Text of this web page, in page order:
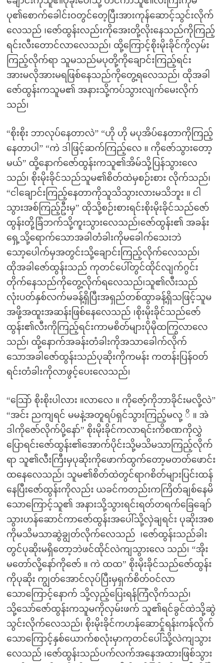
ပု၏စောက်ခေါင်းဝတွင်တေ့ပြီးအားကုန်ဆောင့်သွင်းလိုက်
လေသည် ၊ဇော်ထွန်းလည်းကိုအေးတို့လိုးနေသည်ကိုကြည့်
ရင်းလီးတောင်လာလေသည်၊ ထို့ကြောင့်စိုးမိုးခိုင်ကိုလှမ်း
ကြည့်လိုက်ရာ သူမသည်မပုတို့ကိုချောင်းကြည့်ရင်း
အားမလိုအားမရဖြစ်နေသည်ကိုတွေ့ရလေသည်၊ ထိုအခါ
ဇော်ထွန်းကသူမ၏ အနားသို့ကပ်သွားလျက်မေးလိုက်
သည်၊
“စိုးစိုး ဘာလုပ်နေတာလဲ” “ဟို ဟို မပုအိပ်နေတာကိုကြည့်
နေတာပါ” “ကဲ ဒါဖြင့်ဆက်ကြည့်လေ ။ ကိုဇော်သွားတော့
မယ်” ထို့နောက်ဇော်ထွန်းကသူ၏အိမ်သို့ပြန်သွားလေ
သည်၊ စိုးမိုးခိုင်သည်သူမ၏စိတ်ထဲမှစဉ်းစား လိုက်သည်၊
“ငါချောင်းကြည့်နေတာကိုသူသိသွားလားမသိဘူး ။ ငါ
သွားအစ်ကြည့်ဦးမှ” ထိုသို့စဉ်းစားရင်းစိုးမိုးခိုင်သည်ဇော်
ထွန်းတို့ခြံဘက်သို့ကူးသွားလေသည်၊ဇော်ထွန်း၏ အခန်း
ရှေ့သို့ရောက်သောအခါတံခါးကိုမခေါက်သေးဘဲ
သော့ပေါက်မှအတွင်းသို့ချောင်းကြည့်လိုက်လေသည်၊
ထိုအခါဇော်ထွန်းသည် ကုတင်ပေါ်တွင်ထိုင်လျက်ဂွင်း
တိုက်နေသည်ကိုတွေ့လိုက်ရလေသည်၊သူ၏လီးသည်
လုံးပတ်နှစ်လက်မခန့်ရှိပြီးအရှည်တစ်ထွာခန့်ရှိသဖြင့်သူမ
အဖို့အထူးအဆန်းဖြစ်နေလေသည် ၊စိုးမိုးခိုင်သည်ဇော်
ထွန်း၏လီးကိုကြည့်ရင်းကာမစိတ်များပိုမိုထကြွလာလေ
သည်၊ ထို့နောက်အခန်းတံခါးကိုအသာခေါက်လိုက်
သောအခါဇော်ထွန်းသည်ပုဆိုးကိုကမန်း ကတန်းပြန်ဝတ်
ရင်းတံခါးကိုလာဖွင့်ပေးလေသည်၊
“သြော် စိုးစိုးပါလား ။လာလေ ။ ကိုဇော့်ကိုဘာခိုင်းမလို့လဲ”
“အင်း ညကျရင် မမနဲ့အတူရပ်ရှင်သွားကြည့်မလု့ ိ ။ အဲ
ဒါကိုဇော်လိုက်ပို့နော်” စိုးမိုးခိုင်ကလာရင်းကိစဏကိုလွှဲ
ပြောရင်းဇော်ထွန်း၏အောက်ပိုင်းသို့မသိမသာကြည့်လိုက်
ရာ သူ၏လီးကြီးမှပုဆိုးကိုဖောက်ထွက်တော့မတတ်ဖောင်း
ထနေလေသည်၊ သူမ၏စိတ်ထဲတွင်ရာဂစိတ်များပြင်းထန်
နေပြီးဇော်ထွန်းကိုလည်း ယခင်ကတည်းကကြိတ်ချစ်နေမိ
သောကြောင့်သူ၏ အနားသို့သွားရင်းရတ်တရက်ခြေချော်
သွားဟန်ဆောင်ကာဇော်ထွန်းအပေါ်သို့လှဲချရင်း ပုဆိုးအစ
ကိုမသိမသာဆွဲချွတ်လိုက်လေသည် ၊ဇော်ထွန်းသည်ခါး
တွင်ပုဆိုးမရှိတော့ဘဲဖင်ထိုင်လဲကျသွားလေ သည်၊ “အိုး
မတော်လို့နော်ကိုဇော် ။ ကဲ ထထ” စိုးမိုးခိုင်သည်ဇော်ထွန်း
ကိုပုဆိုး ကျွတ်အောင်လုပ်ပြီးမှရှက်စိတ်ဝင်လာ
သောကြောင့်နောက် သို့လှည့်ပြေးရန်ကြံလိုက်သည်၊
သို့သော်ဇော်ထွန်းကသူမကိုလှမ်းဖက် သူ၏ရင်ခွင်ထဲသို့ဆွဲ
သွင်းလိုက်လေသည်၊ စိုးမိုးခိုင်ကဟန်ဆောင်ှုရန်းကန်လိုက်
သောကြောင့်နှစ်ယောက်စလုံးမှာကုတင်ပေါ်သို့လဲကျသွား
လေသည် ၊ဇော်ထွန်းသည်ပက်လက်အနေအထားဖြစ်သွား